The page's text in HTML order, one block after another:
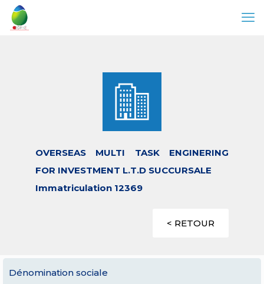
OVERSEAS MULTI TASK ENGINERING
FOR INVESTMENT L.T.D SUCCURSALE
Immatriculation 12369
< RETOUR
Dénomination sociale